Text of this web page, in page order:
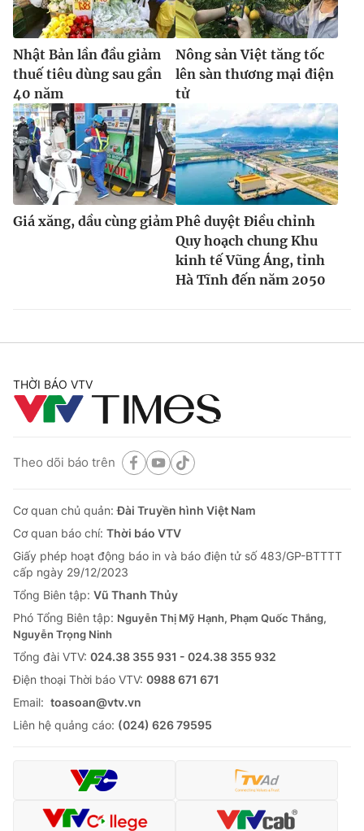
Nhật Bản lần đầu giảm
thuế tiêu dùng sau gần
40 năm
Nông sản Việt tăng tốc
lên sàn thương mại điện
tử
Giá xăng, dầu cùng giảm Phê duyệt Điều chỉnh
Quy hoạch chung Khu
kinh tế Vũng Áng, tỉnh
Hà Tĩnh đến năm 2050
THỜI BÁO VTV
Theo dõi báo trên
Cơ quan chủ quản:Đài Truyền hình Việt Nam
Cơ quan báo chí: Thời báo VTV
Giấy phép hoạt động báo in và báo điện tử số 483/GP-BTTTT
cấp ngày 29/12/2023
Tổng Biên tập: Vũ Thanh Thủy
Phó Tổng Biên tập: Nguyễn Thị Mỹ Hạnh, Phạm Quốc Thắng,
Nguyễn Trọng Ninh
Tổng đài VTV: 024.38 355 931 - 024.38 355 932
Ðiện thoại Thời báo VTV: 0988 671 671
Email: toasoan@vtv.vn
Liên hệ quảng cáo: (024) 626 79595